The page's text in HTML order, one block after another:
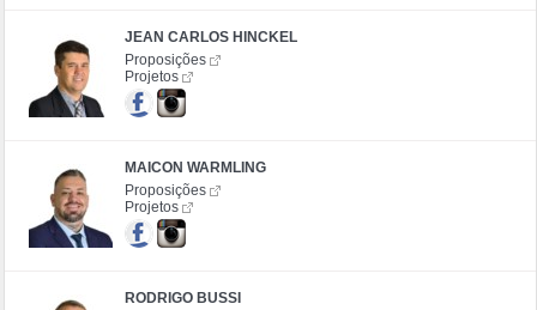
JEAN CARLOS HINCKEL
Proposições
Projetos
MAICON WARMLING
Proposições
Projetos
RODRIGO BUSSI